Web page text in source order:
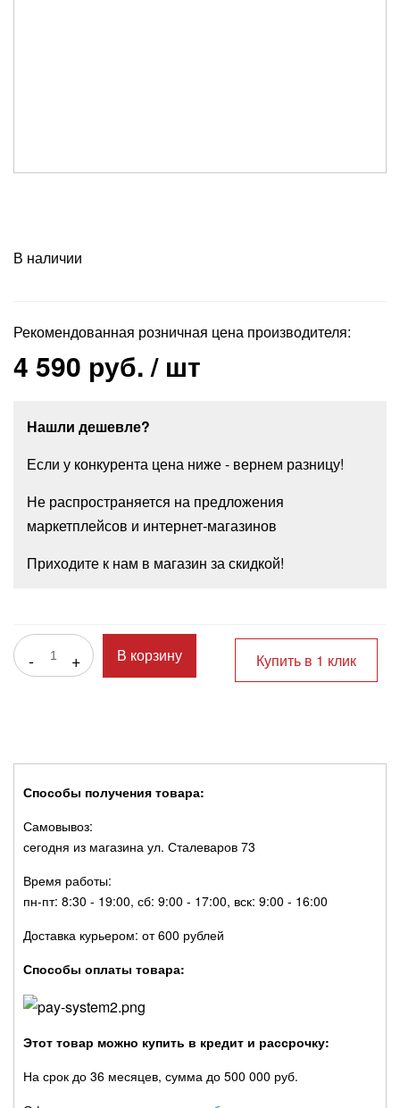
В наличии
Рекомендованная розничная цена производителя:
4 590 руб./ шт
Нашли дешевле?
Если у конкурента цена ниже - вернем разницу!
Не распространяется на предложения
маркетплейсов и интернет-магазинов
Приходите к нам в магазин за скидкой!
- + В корзину Купить в 1 клик
Способы получения товара:
Самовывоз:
сегодня из магазина ул. Сталеваров 73
Время работы:
пн-пт: 8:30 - 19:00, сб: 9:00 - 17:00, вск: 9:00 - 16:00
Доставка курьером: от 600 рублей
Способы оплаты товара:
Этот товар можно купить в кредит и рассрочку:
На срок до 36 месяцев, сумма до 500 000 руб.